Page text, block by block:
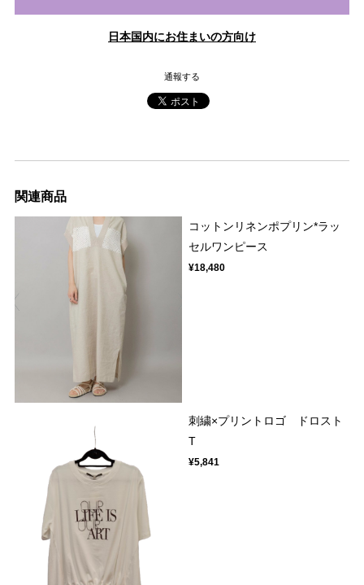
日本国内にお住まいの方向け
通報する
関連商品
コットンリネンポプリン*ラッ
セルワンピース
¥18,480
刺繍×プリントロゴ ドロスト
T
¥5,841